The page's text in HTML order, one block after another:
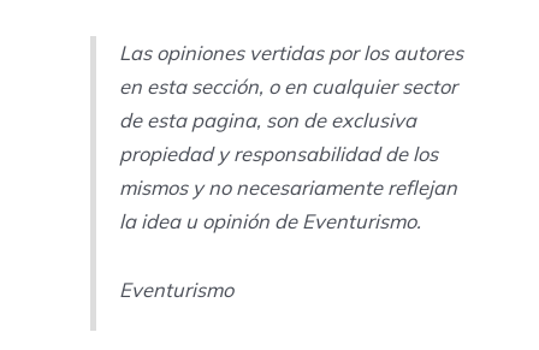
Las opiniones vertidas por los autores
en esta sección, o en cualquier sector
de esta pagina, son de exclusiva
propiedad y responsabilidad de los
mismos y no necesariamente reflejan
la idea u opinión de Eventurismo.
Eventurismo